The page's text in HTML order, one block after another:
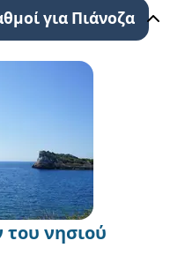
για Πιάνοζα
νησιού